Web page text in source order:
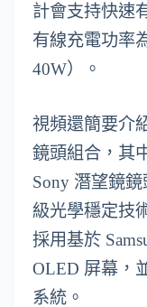
計會支持快速
有線充電功率
40W）。
視頻還簡要介
鏡頭組合，其
Sony 潛望鏡
級光學穩定技
採用基於
OLED 屏幕，
系統。